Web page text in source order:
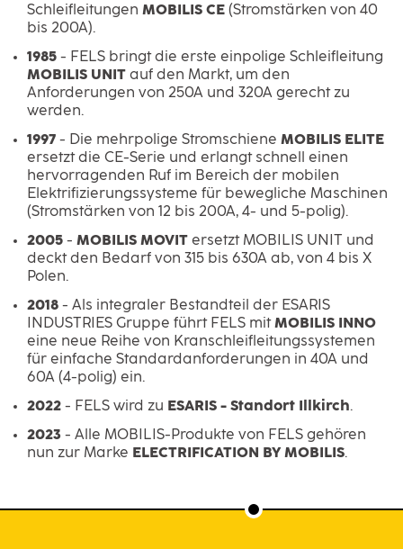
Schleifleitungen MOBILIS CE (Stromstärken von 40
bis 200A).
1985 - FELS bringt die erste einpolige Schleifleitung
MOBILIS UNIT auf den Markt, um den
Anforderungen von 250A und 320A gerecht zu
werden.
1997 - Die mehrpolige Stromschiene MOBILIS ELITE
ersetzt die CE-Serie und erlangt schnell einen
hervorragenden Ruf im Bereich der mobilen
Elektrifizierungssysteme für bewegliche Maschinen
(Stromstärken von 12 bis 200A, 4- und 5-polig).
2005 - MOBILIS MOVIT ersetzt MOBILIS UNIT und
deckt den Bedarf von 315 bis 630A ab, von 4 bis X
Polen.
2018 - Als integraler Bestandteil der ESARIS
INDUSTRIES Gruppe führt FELS mitMOBILIS INNO
eine neue Reihe von Kranschleifleitungssystemen
für einfache Standardanforderungen in 40A und
60A (4-polig) ein.
2022 - FELS wird zu ESARIS - Standort Illkirch.
2023 - Alle MOBILIS-Produkte von FELS gehören
nun zur Marke ELECTRIFICATION BY MOBILIS.